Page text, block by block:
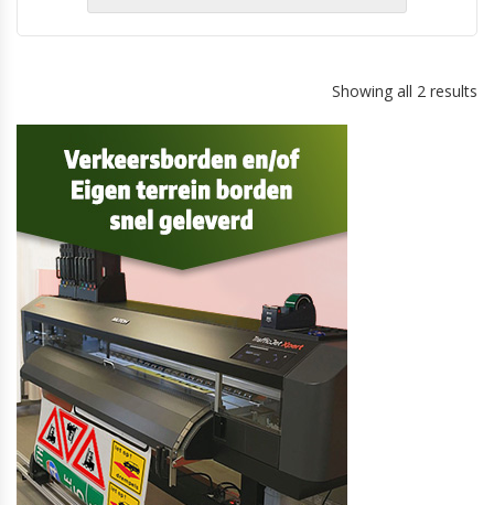
optie
kan
gekozen
worden
op
de
productpagina
Showing all 2 results